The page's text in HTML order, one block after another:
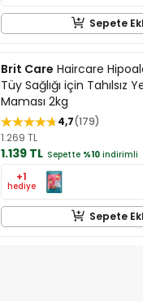
Sepete
Brit Care Haircare
Tüy Sağlığı için Tahılsız
Maması 2kg
4,7 179
1.269 TL
1.139 TL Sepette %10 indirimli
+1
hediye
Sepete